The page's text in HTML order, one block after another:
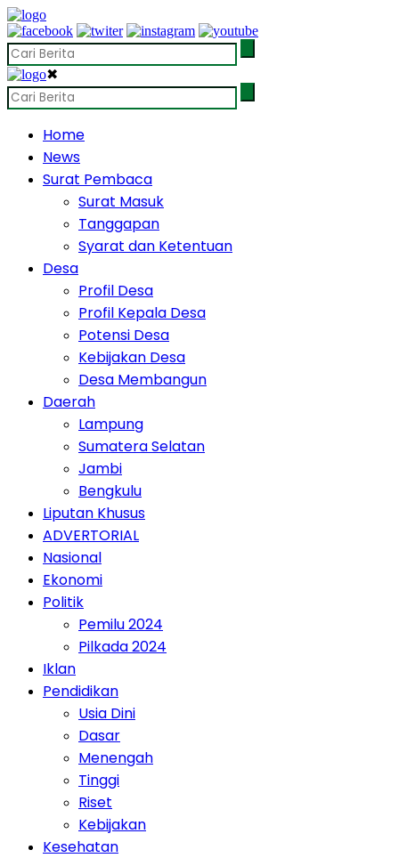
✖
Home
News
Surat Pembaca
Surat Masuk
Tanggapan
Syarat dan Ketentuan
Desa
Profil Desa
Profil Kepala Desa
Potensi Desa
Kebijakan Desa
Desa Membangun
Daerah
Lampung
Sumatera Selatan
Jambi
Bengkulu
Liputan Khusus
ADVERTORIAL
Nasional
Ekonomi
Politik
Pemilu 2024
Pilkada 2024
Iklan
Pendidikan
Usia Dini
Dasar
Menengah
Tinggi
Riset
Kebijakan
Kesehatan